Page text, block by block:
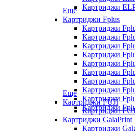
Картриджи
Еще
Картриджи Fplus
Картриджи
Картриджи
Картриджи
Картриджи
Картриджи
Картриджи
Картриджи
Картриджи
Картриджи
Картриджи
Еще
Картриджи FUJI
Картриджи
Картриджи GalaPrint
Картриджи